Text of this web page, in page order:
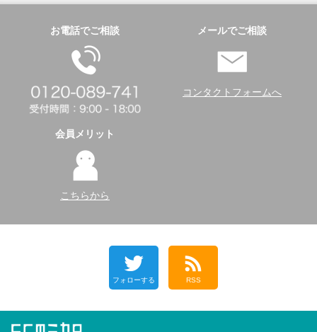
お電話でご相談 メールでご相談
コンタクトフォームへ
会員メリット
こちらから
フォローする RSS